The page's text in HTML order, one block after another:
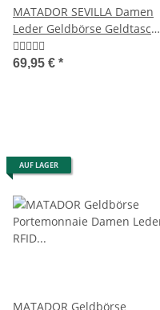
MATADOR SEVILLA Damen
Leder Geldbörse Geldtasche
10 Farben
69,95 € *
AUF LAGER
MATADOR Geldbörse